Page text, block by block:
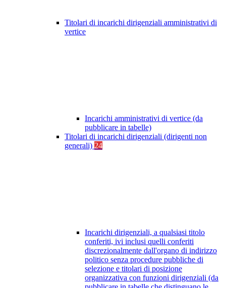
Titolari di incarichi dirigenziali amministrativi di
vertice
Incarichi amministrativi di vertice (da
pubblicare in tabelle)
Titolari di incarichi dirigenziali (dirigenti non
generali) 24
Incarichi dirigenziali, a qualsiasi titolo
conferiti, ivi inclusi quelli conferiti
discrezionalmente dall'organo di indirizzo
politico senza procedure pubbliche di
selezione e titolari di posizione
organizzativa con funzioni dirigenziali (da